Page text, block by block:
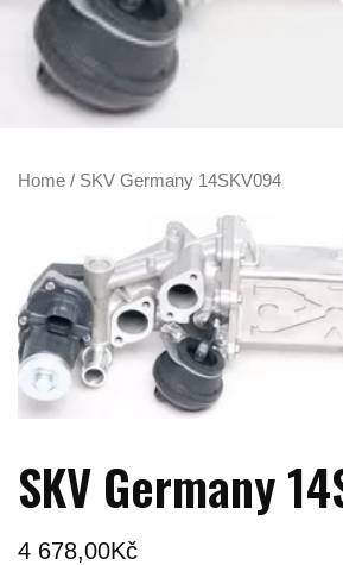
Home / SKV Germany 14SKV094
SKV Germany
4 678,00Kč